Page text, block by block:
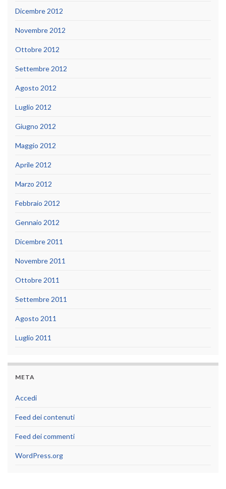
Dicembre 2012
Novembre 2012
Ottobre 2012
Settembre 2012
Agosto 2012
Luglio 2012
Giugno 2012
Maggio 2012
Aprile 2012
Marzo 2012
Febbraio 2012
Gennaio 2012
Dicembre 2011
Novembre 2011
Ottobre 2011
Settembre 2011
Agosto 2011
Luglio 2011
META
Accedi
Feed dei contenuti
Feed dei commenti
WordPress.org